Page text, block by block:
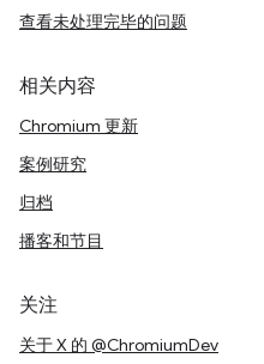
查看未处理完毕的问题
相关内容
Chromium 更新
案例研究
归档
播客和节目
关注
关于 X 的 @ChromiumDev